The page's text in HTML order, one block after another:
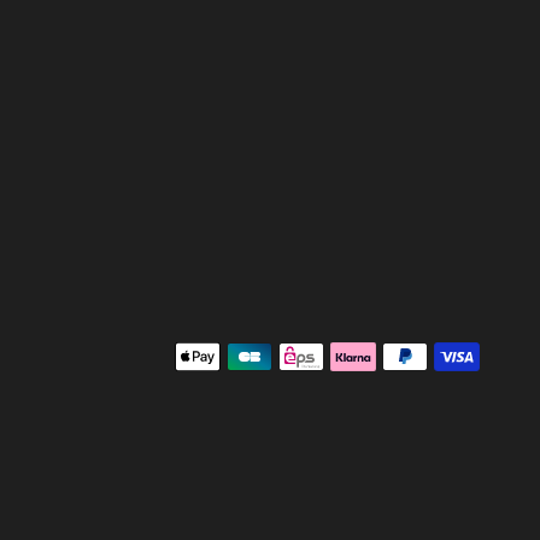
les réglementations. Personnalisez vos préférences